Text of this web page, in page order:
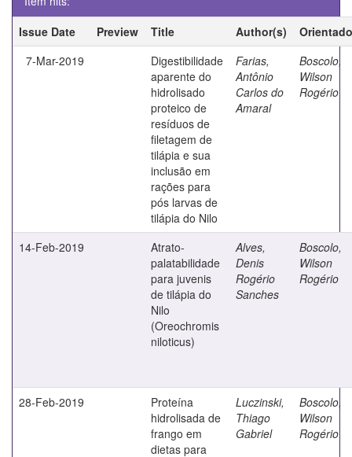
Issue Date
Preview Title Author(s)
7-Mar-2019
Digestibilidade
aparente do
hidrolisado
proteico de
resíduos de
filetagem de
tilápia e sua
inclusão em
rações para
pós larvas de
tilápia do Nilo
Farias,
Antônio
Carlos do
Amaral
Boscolo,
Wilson
Rogério
14-Feb-2019
Atrato-
palatabilidade
para juvenis
de tilápia do
Nilo
(Oreochromis
niloticus)
Alves,
Denis
Rogério
Sanches
Boscolo,
Wilson
Rogério
28-Feb-2019
Proteína
hidrolisada de
frango em
dietas para
Luczinski,
Thiago
Gabriel
Boscolo,
Wilson
Rogério